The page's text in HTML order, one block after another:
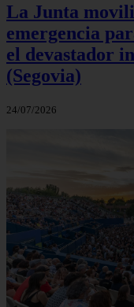
La Junta
emergencia
el devastador
(Segovia)
24/07/2026